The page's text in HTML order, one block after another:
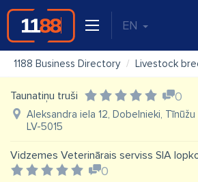
EN
1188 Business Directory Livestock
Taunatiņu truši 0
Aleksandra iela 12, Dobelnieki,
LV-5015
Vidzemes Veterinārais serviss SIA
0